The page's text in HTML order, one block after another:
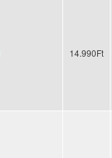
14.990Ft